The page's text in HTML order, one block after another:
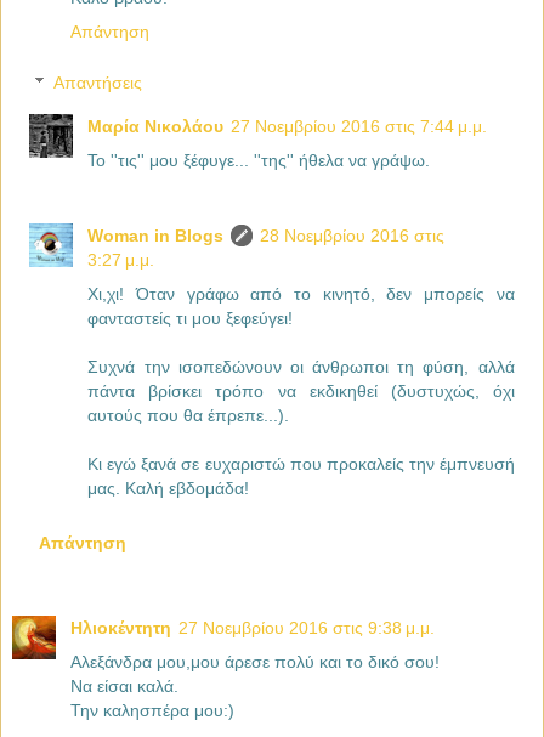
Απάντηση
Απαντήσεις
Μαρία Νικολάου 27 Νοεμβρίου 2016 στις 7:44 μ.μ.
Το ''τις'' μου ξέφυγε... ''της'' ήθελα να γράψω.
Woman in Blogs
28 Νοεμβρίου 2016 στις
3:27 μ.μ.
Χι,χι! Όταν γράφω από το κινητό, δεν μπορείς να
φανταστείς τι μου ξεφεύγει!
Συχνά την ισοπεδώνουν οι άνθρωποι τη φύση, αλλά
πάντα βρίσκει τρόπο να εκδικηθεί (δυστυχώς, όχι
αυτούς που θα έπρεπε...).
Κι εγώ ξανά σε ευχαριστώ που προκαλείς την έμπνευσή
μας. Καλή εβδομάδα!
Απάντηση
Ηλιοκέντητη 27 Νοεμβρίου 2016 στις 9:38 μ.μ.
Αλεξάνδρα μου,μου άρεσε πολύ και το δικό σου!
Να είσαι καλά.
Την καλησπέρα μου:)